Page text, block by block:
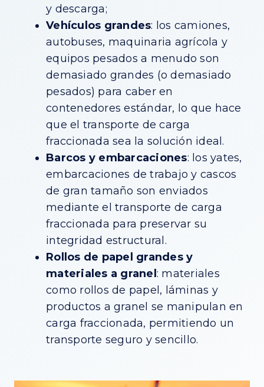
y descarga;
Vehículos grandes: los camiones,
autobuses, maquinaria agrícola y
equipos pesados ​​a menudo son
demasiado grandes (o demasiado
pesados) para caber en
contenedores estándar, lo que hace
que el transporte de carga
fraccionada sea la solución ideal.
Barcos y embarcaciones: los yates,
embarcaciones de trabajo y cascos
de gran tamaño son enviados
mediante el transporte de carga
fraccionada para preservar su
integridad estructural.
Rollos de papel grandes y
materiales a granel: materiales
como rollos de papel, láminas y
productos a granel se manipulan en
carga fraccionada, permitiendo un
transporte seguro y sencillo.